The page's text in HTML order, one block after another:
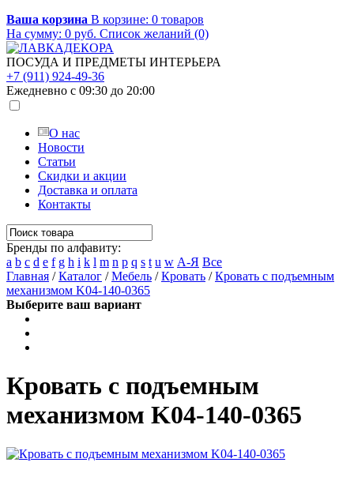
Ваша корзина В корзине: 0 товаров
На сумму: 0 руб. Список желаний (0)
ПОСУДА И ПРЕДМЕТЫ ИНТЕРЬЕРА
+7 (911) 924-49-36
Ежедневно с 09:30 до 20:00
О нас
Новости
Статьи
Скидки и акции
Доставка и оплата
Контакты
Бренды по алфавиту:
a b c d e f g h i k l m n p q s t u w А-Я Все
Главная /Каталог /Мебель /Кровать /Кровать с подъемным
механизмом K04-140-0365
Выберите ваш вариант
Кровать с подъемным
механизмом K04-140-0365